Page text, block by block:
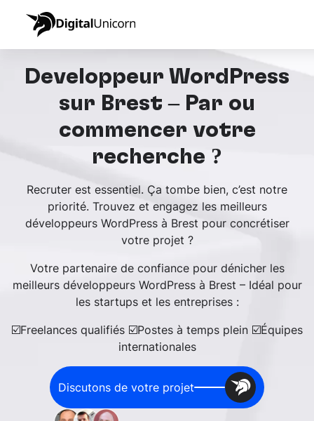
Développeur WordPress
sur Brest – Par où
commencer votre
recherche ?
Recruter est essentiel. Ça tombe bien, c’est notre
priorité. Trouvez et engagez les meilleurs
développeurs WordPress à Brest pour concrétiser
votre projet ?
Votre partenaire de confiance pour dénicher les
meilleurs développeurs WordPress à Brest – Idéal pour
les startups et les entreprises :
☑️Freelances qualifiés ☑️Postes à temps plein ☑️Équipes
internationales
Discutons de votre projet